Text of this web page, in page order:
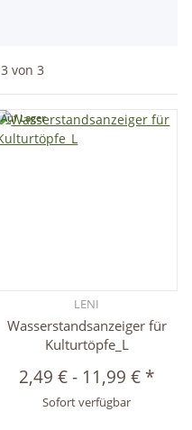
3 von 3
Auf Lager
LENI
Wasserstandsanzeiger für
Kulturtöpfe_L
2,49 €- 11,99 € *
Sofort verfügbar